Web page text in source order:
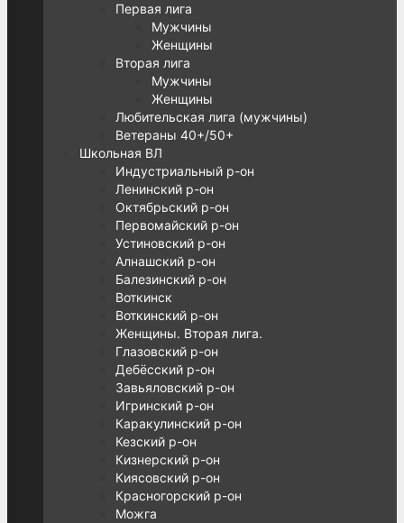
Первая лига
Мужчины
Женщины
Вторая лига
Мужчины
Женщины
Любительская лига (мужчины)
Ветераны 40+/50+
Школьная ВЛ
Индустриальный р-он
Ленинский р-он
Октябрьский р-он
Первомайский р-он
Устиновский р-он
Алнашский р-он
Балезинский р-он
Воткинск
Воткинский р-он
Женщины. Вторая лига.
Глазовский р-он
Дебёсский р-он
Завьяловский р-он
Игринский р-он
Каракулинский р-он
Кезский р-он
Кизнерский р-он
Киясовский р-он
Красногорский р-он
Можга